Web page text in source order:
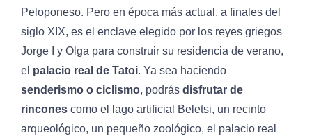
Peloponeso. Pero en época más actual, a finales del
siglo XIX, es el enclave elegido por los reyes griegos
Jorge I y Olga para construir su residencia de verano,
el palacio real de Tatoi. Ya sea haciendo
senderismo o ciclismo, podrás disfrutar de
rincones como el lago artificial Beletsi, un recinto
arqueológico, un pequeño zoológico, el palacio real